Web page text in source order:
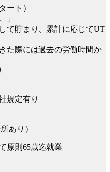
ート）
」
て貯まり、累計に応じてUT
た際には過去の労働時間か
規定有り
あり）
原則65歳迄就業